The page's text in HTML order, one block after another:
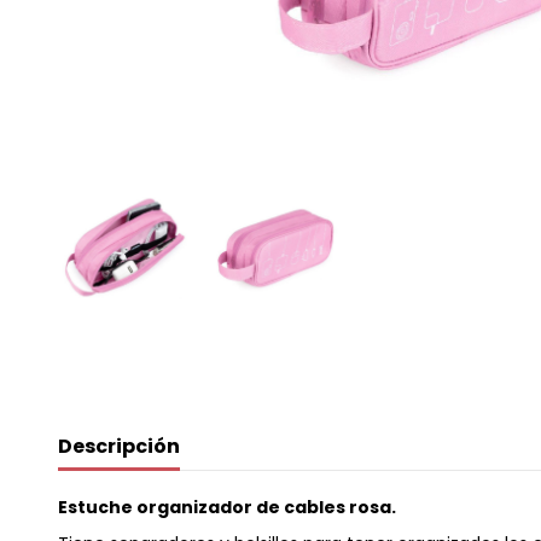
Descripción
Estuche organizador de cables rosa.